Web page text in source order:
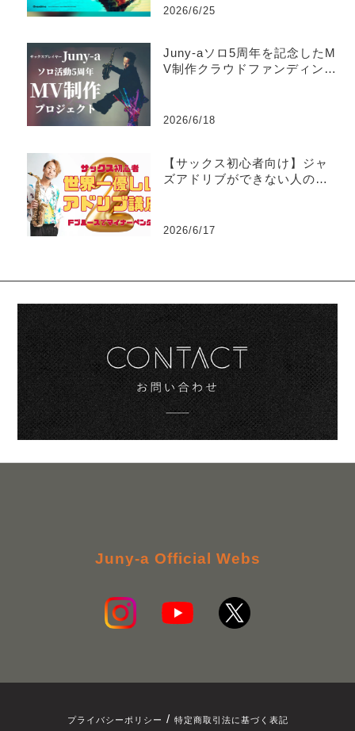
2026/6/25
Juny-aソロ5周年を記念したM
V制作クラウドファンディング
2026/6/18
【サックス初心者向け】ジャ
ズアドリブができない人のた
2026/6/17
Juny-a Official Webs
プライバシーポリシー / 特定商取引法に基づく表記